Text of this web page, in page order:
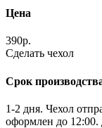
Цена
390р.
Сделать чехол
Срок
1-2 дня. Чехол
оформлен до